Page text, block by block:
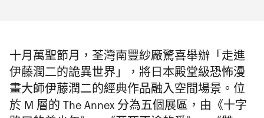
十月萬聖節月，荃灣南豐紗廠驚喜舉辦「走進
伊藤潤二的詭異世界」，將日本殿堂級恐怖漫
畫大師伊藤潤二的經典作品融入空間場景。位
於 M 層的 The Annex 分為五個展區，由《十字